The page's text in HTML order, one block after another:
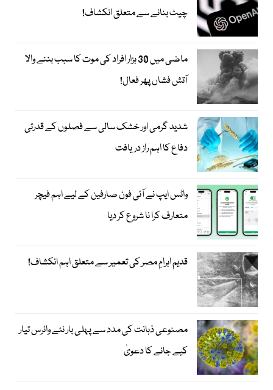
چیٹ بنانے سے متعلق انکشاف!
ماضی میں 30 ہزار افراد کی موت کا سبب بننے والا
آتش فشاں پھر فعال!
شدید گرمی اور خشک سالی سے فصلوں کے قدرتی
دفاع کا اہم راز دریافت
واٹس ایپ نے آئی فون صارفین کے لیے اہم فیچر
متعارف کرا نا شروع کر دیا
قدیم اہرامِ مصر کی تعمیر سے متعلق اہم انکشاف!
مصنوعی ذہانت کی مدد سے پہلی بار نئے وائرس تیار
کیے جانے کا دعویٰ